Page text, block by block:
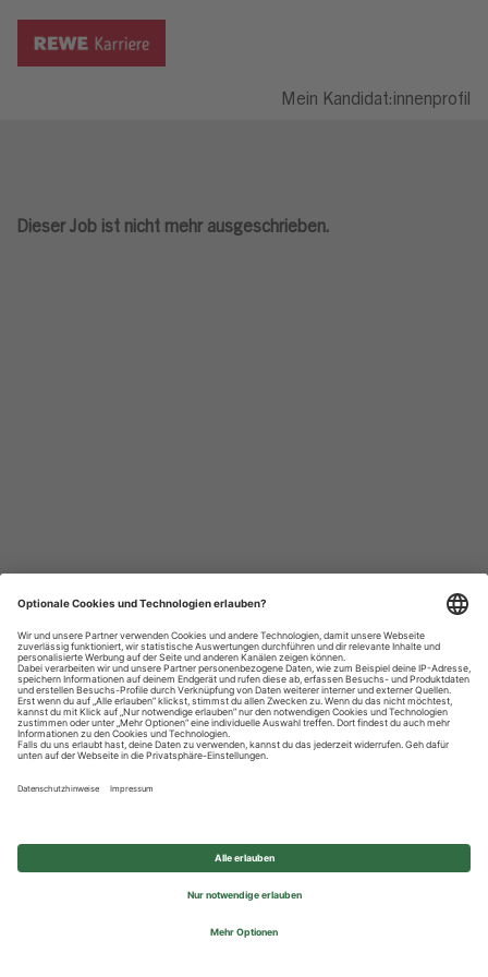
Mein Kandidat:innenprofil
Dieser Job ist nicht mehr ausgeschrieben.
Datenschutzhinweise
Impressum
Privatsphäre-Einstellungen
© 2026 REWE Group - All rights reserved